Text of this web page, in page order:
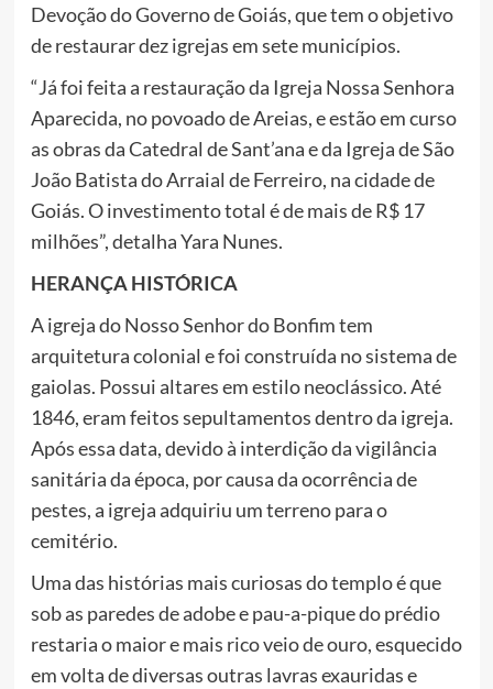
Devoção do Governo de Goiás, que tem o objetivo
de restaurar dez igrejas em sete municípios.
“Já foi feita a restauração da Igreja Nossa Senhora
Aparecida, no povoado de Areias, e estão em curso
as obras da Catedral de Sant’ana e da Igreja de São
João Batista do Arraial de Ferreiro, na cidade de
Goiás. O investimento total é de mais de R$ 17
milhões”, detalha Yara Nunes.
HERANÇA HISTÓRICA
A igreja do Nosso Senhor do Bonfim tem
arquitetura colonial e foi construída no sistema de
gaiolas. Possui altares em estilo neoclássico. Até
1846, eram feitos sepultamentos dentro da igreja.
Após essa data, devido à interdição da vigilância
sanitária da época, por causa da ocorrência de
pestes, a igreja adquiriu um terreno para o
cemitério.
Uma das histórias mais curiosas do templo é que
sob as paredes de adobe e pau-a-pique do prédio
restaria o maior e mais rico veio de ouro, esquecido
em volta de diversas outras lavras exauridas e